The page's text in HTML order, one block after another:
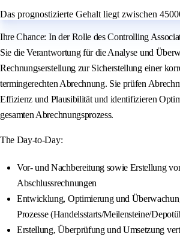
Das prognostizierte Gehalt liegt zwischen
Ihre Chance: In der Rolle des Controlling
Sie die Verantwortung für die Analyse und
Rechnungserstellung zur Sicherstellung einer
termingerechten Abrechnung. Sie prüfen
Effizienz und Plausibilität und identifizieren
gesamten Abrechnungsprozess.
The Day-to-Day:
Vor- und Nachbereitung sowie Erstellung
Abschlussrechnungen
Entwicklung, Optimierung und
Prozesse (Handelsstarts/Meilensteine/
Erstellung, Überprüfung und Umsetzung